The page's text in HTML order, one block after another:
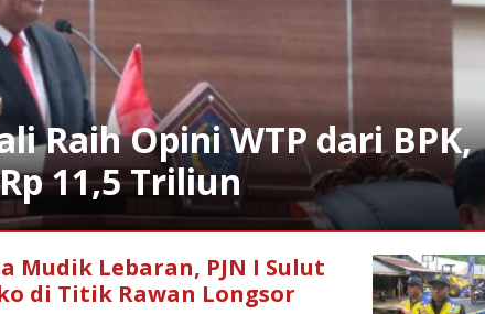
Raih Opini WTP dari BPK,
11,5 Triliun
Mudik Lebaran, PJN I Sulut
di Titik Rawan Longsor